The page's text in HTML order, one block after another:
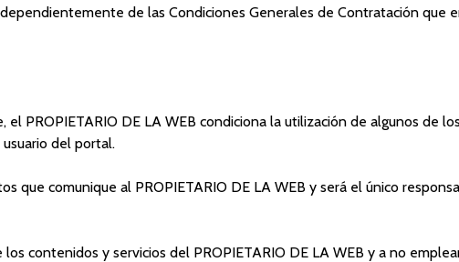
de las Condiciones Generales de Contratación que
PROPIETARIO DE LA WEB condiciona la utilización de algunos de
del portal.
que comunique al PROPIETARIO DE LA WEB y será el único
contenidos y servicios del PROPIETARIO DE LA WEB y a no